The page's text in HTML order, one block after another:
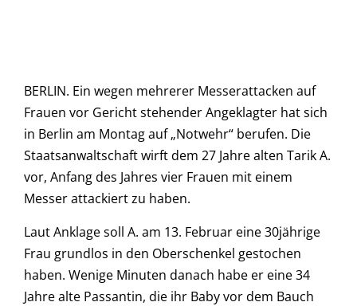
BERLIN. Ein wegen mehrerer Messerattacken auf
Frauen vor Gericht stehender Angeklagter hat sich
in Berlin am Montag auf „Notwehr“ berufen. Die
Staatsanwaltschaft wirft dem 27 Jahre alten Tarik A.
vor, Anfang des Jahres vier Frauen mit einem
Messer attackiert zu haben.
Laut Anklage soll A. am 13. Februar eine 30jährige
Frau grundlos in den Oberschenkel gestochen
haben. Wenige Minuten danach habe er eine 34
Jahre alte Passantin, die ihr Baby vor dem Bauch